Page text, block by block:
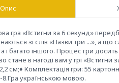
Опис
гра «Встигни за 6 секунд»
зі слів «Назви три ...», а
і багато іншого. Процес гри
стане в нагоді вам у грі «Встигни
см;♦ Комплектація гри: 55
8.Гра українською мовою.